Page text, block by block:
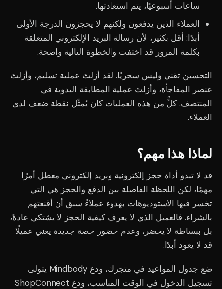
ساعات أسبوعيًا، يتم استعادتها.
العملاء الذين يدفعون ولكنهم لا يحجزون الدرجة الأولى
أبدًا: أقل بكثير، لأن رسالة البريد الإلكتروني المتعلقة
بكلمة المرور قد اختفت والخطوة التالية واضحة.
التحسين تقني وليس سحريًا. لقد أزلتَ عملية تسليم، وأزلتَ
عنصر المفاجأة، وأزلتَ عملية المطابقة اليدوية في
المنتصف. كلٌّ من هذه العمليات كان يُمثّل نقطة ضعف لدى
العملاء.
لماذا هذا مهم؟
قد لا تبدو أداة حجز إلكترونية وبريد إلكتروني معطل أمرًا
مهمًا، لكن اللحظة الفاصلة بين الدفع والحجز هي التي
تخسر فيها الاستوديوهات بهدوء عملاءً سبق أن أقنعتهم
بالشراء. فالعميل الذي لا يعرف كيفية الحجز لا يشتكي عادةً،
بل ببساطة لا يحضر، وعدم حضور حصة جديدة يعني عميلًا
قد لا يعود أبدًا.
ضع جدول المواعيد في متجرك، ودع Mindbody يتولى
تسجيل الدخول في الوقت المناسب، ودع ShopConnect